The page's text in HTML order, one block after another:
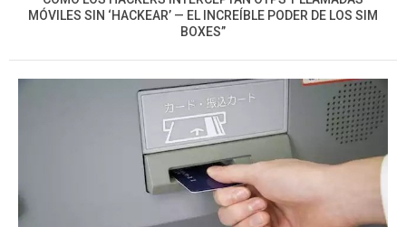
MÓVILES SIN ‘HACKEAR’ — EL INCREÍBLE PODER DE LOS SIM
BOXES”